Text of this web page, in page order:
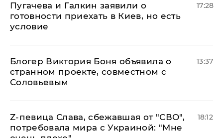
Пугачева и Галкин заявили о
готовности приехать в Киев, но есть
условие
17:28
Блогер Виктория Боня объявила о
странном проекте, совместном с
Соловьевым
13:37
Z-певица Слава, сбежавшая от "СВО",
потребовала мира с Украиной: "Мне
18:12